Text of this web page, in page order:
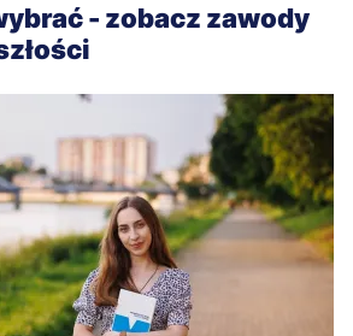
- zobacz zawody